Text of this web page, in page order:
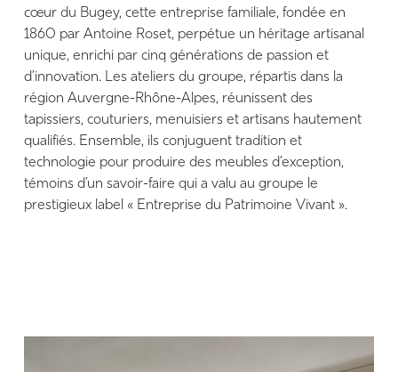
cœur du Bugey, cette entreprise familiale, fondée en
1860 par Antoine Roset, perpétue un héritage artisanal
unique, enrichi par cinq générations de passion et
d’innovation. Les ateliers du groupe, répartis dans la
région Auvergne-Rhône-Alpes, réunissent des
tapissiers, couturiers, menuisiers et artisans hautement
qualifiés. Ensemble, ils conjuguent tradition et
technologie pour produire des meubles d’exception,
témoins d’un savoir-faire qui a valu au groupe le
prestigieux label « Entreprise du Patrimoine Vivant ».